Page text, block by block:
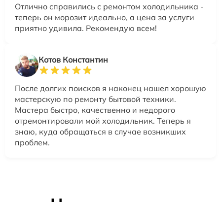
Отлично справились с ремонтом холодильника -
теперь он морозит идеально, а цена за услуги
приятно удивила. Рекомендую всем!
Котов Константин
После долгих поисков я наконец нашел хорошую
мастерскую по ремонту бытовой техники.
Мастера быстро, качественно и недорого
отремонтировали мой холодильник. Теперь я
знаю, куда обращаться в случае возникших
проблем.